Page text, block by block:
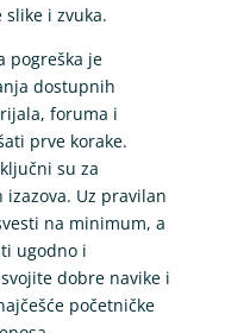
i zvuka.
pogreška je
dostupnih
foruma i
prve korake.
su za
Uz pravilan
na minimum, a
ugodno i
dobre navike i
početničke